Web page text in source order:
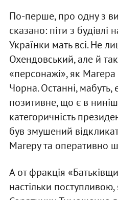
По-перше, про одну з
сказано: піти з будівлі
Українки мать всі. Не
Охендовський, але й
«персонажі», як
Чорна. Останні, мабуть,
позитивне, що є в
категоричність
був змушений
Магеру та оперативно
А от фракція
настільки